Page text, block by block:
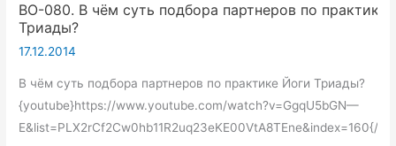
ВО-080. В чём суть подбора партнеров по практике
Триады?
17.12.2014
В чём суть подбора партнеров по практике Йоги Триады?
{youtube}https://www.youtube.com/watch?v=GgqU5bGN—
E&list=PLX2rCf2Cw0hb11R2uq23eKE00VtA8TEne&index=160{/